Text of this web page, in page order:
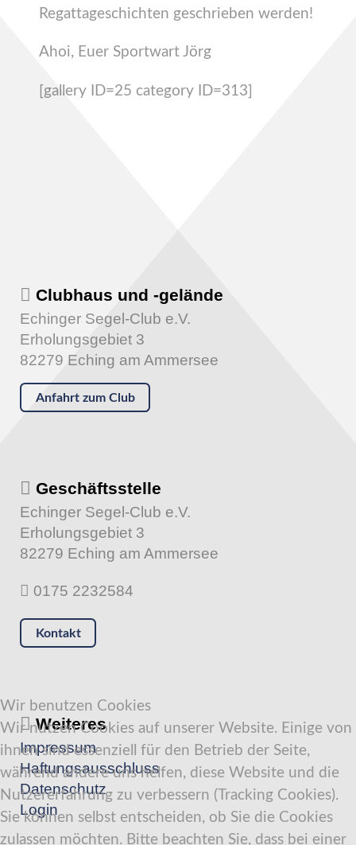
Regattageschichten geschrieben werden!
Ahoi, Euer Sportwart Jörg
[gallery ID=25 category ID=313]
Clubhaus und -gelände
Echinger Segel-Club e.V.
Erholungsgebiet 3
82279 Eching am Ammersee
Anfahrt zum Club
Geschäftsstelle
Echinger Segel-Club e.V.
Erholungsgebiet 3
82279 Eching am Ammersee
0175 2232584
Kontakt
Weiteres
Impressum
Haftungsausschluss
Datenschutz
Login
Wir benutzen Cookies
Wir nutzen Cookies auf unserer Website. Einige von
ihnen sind essenziell für den Betrieb der Seite,
während andere uns helfen, diese Website und die
Nutzererfahrung zu verbessern (Tracking Cookies).
Sie können selbst entscheiden, ob Sie die Cookies
zulassen möchten. Bitte beachten Sie, dass bei einer